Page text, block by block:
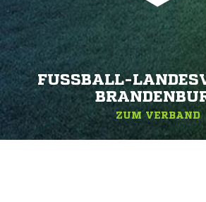
FUSSBALL-
ZUM VERBAND